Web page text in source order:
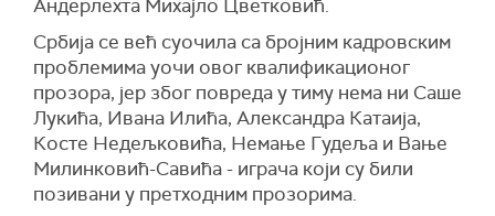
Андерлехта Михајло Цветковић.
Србија се већ суочила са бројним кадровским
проблемима уочи овог квалификационог
прозора, јер због повреда у тиму нема ни Саше
Лукића, Ивана Илића, Александра Катаија,
Косте Недeљковића, Немање Гудеља и Вање
Милинковић-Савића - играча који су били
позивани у претходним прозорима.